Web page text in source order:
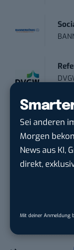
Sei anderen
Morgen
News aus KI,
direkt,
Mit deiner Anmeldung
(m/
Dr.
THEMEN: GAMING